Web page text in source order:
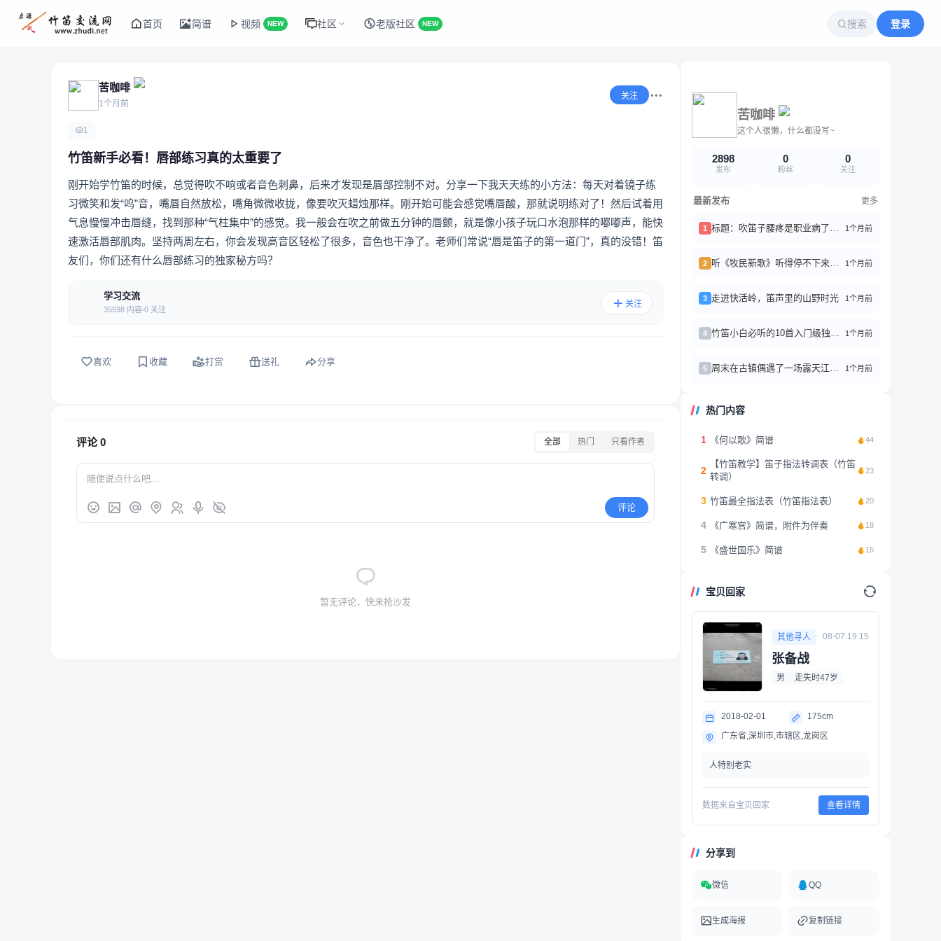
首页 简谱 视频 NEW 社区 老版社区 NEW 搜索 登录
苦咖啡
1个月前
关注
1
竹笛新手必看！唇部练习真的太重要了
刚开始学竹笛的时候，总觉得吹不响或者音色刺鼻，后来才发现是唇部控制不对。分享一下我天天练的小方法：每天对着镜子练
习微笑和发“呜”音，嘴唇自然放松，嘴角微微收拢，像要吹灭蜡烛那样。刚开始可能会感觉嘴唇酸，那就说明练对了！然后试着用
气息慢慢冲击唇缝，找到那种“气柱集中”的感觉。我一般会在吹之前做五分钟的唇颤，就是像小孩子玩口水泡那样的嘟嘟声，能快
速激活唇部肌肉。坚持两周左右，你会发现高音区轻松了很多，音色也干净了。老师们常说“唇是笛子的第一道门”，真的没错！笛
友们，你们还有什么唇部练习的独家秘方吗？
学习交流
35598 内容 0 关注
关注
喜欢 收藏 打赏 送礼 分享
评论0 全部 热门 只看作者
评论
暂无评论，快来抢沙发
苦咖啡
这个人很懒，什么都没写~
2898
发布
0
粉丝
0
关注
最新发布 更多
1 标题：吹笛子腰疼是职业病了，来聊聊怎么破 1个月前
2 听《牧民新歌》听得停不下来，笛子真是治愈系神器啊 1个月前
3 走进快活岭，笛声里的山野时光 1个月前
4 竹笛小白必听的10首入门级独奏曲，听完秒变民乐控 1个月前
5 周末在古镇偶遇了一场露天江南丝竹演奏，彻底被笛子声迷住了。 1个月前
热门内容
1 《何以歌》简谱 44
2
【竹笛教学】笛子指法转调表（竹笛
转调）
23
3 竹笛最全指法表（竹笛指法表） 20
4 《广寒宫》简谱，附件为伴奏 18
5 《盛世国乐》简谱 15
宝贝回家
其他寻人 08-07 19:15
张备战
男 走失时47岁
2018-02-01
175cm
广东省,深圳市,市辖区,龙岗区
人特别老实
数据来自宝贝回家 查看详情
分享到
微信 QQ
生成海报 复制链接